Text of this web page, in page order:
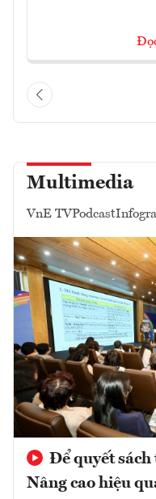
Multimedia
VnE TVPodcast
Để quyết
Nâng cao hiệu